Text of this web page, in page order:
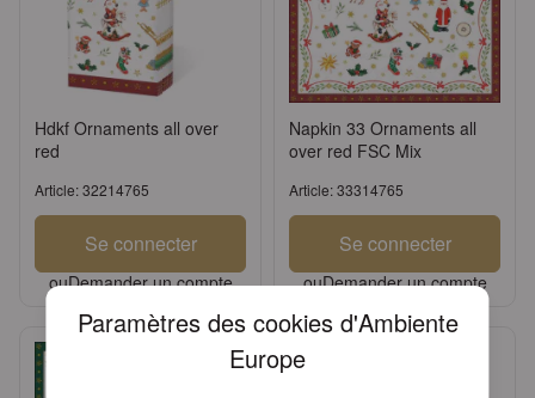
Paramètres des cookies d'Ambiente
Europe
Hdkf Ornaments all over
red
Article: 32214765
Se connecter
ouDemander un compte
Napkin 33 Ornaments all
over red FSC Mix
Article: 33314765
Se connecter
ouDemander un compte